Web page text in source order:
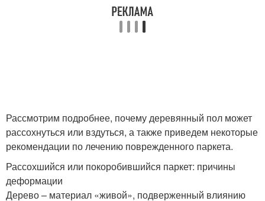
Рассмотрим подробнее, почему деревянный пол может
рассохнуться или вздуться, а также приведем некоторые
рекомендации по лечению поврежденного паркета.
Рассохшийся или покоробившийся паркет: причины
деформации
Дерево – материал «живой», подверженный влиянию